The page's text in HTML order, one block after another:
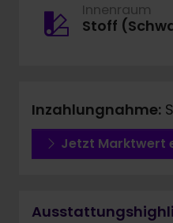
Innenraum
Stoff
Inzahlungnahme:
Jetzt Marktwert